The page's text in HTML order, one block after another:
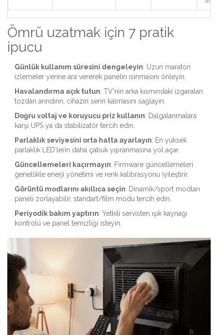
Ömrü uzatmak için 7 pratik
ipucu
Günlük kullanım süresini dengeleyin: Uzun maraton
izlemeler yerine ara vererek panelin ısınmasını önleyin.
Havalandırma açık tutun: TV'nin arka kısmındaki ızgaraları
tozdan arındırın, cihazın serin kalmasını sağlayın.
Doğru voltaj ve koruyucu priz kullanın: Dalgalanmalara
karşı UPS ya da stabilizatör tercih edin.
Parlaklık seviyesini orta hatta ayarlayın: En yüksek
parlaklık LED'lerin daha çabuk yıpranmasına yol açar.
Güncellemeleri kaçırmayın: Firmware güncellemeleri
genellikle enerji yönetimi ve renk kalibrasyonu iyileştirir.
Görüntü modlarını akıllıca seçin: Dinamik/sport modları
paneli zorlayabilir, standart/film modu tercih edin.
Periyodik bakım yaptırın: Yetkili servisten ışık kaynağı
kontrolü ve panel temizliği isteyin.